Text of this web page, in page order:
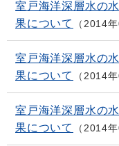
室戸海洋深層水の
果について
2014
室戸海洋深層水の
果について
2014
室戸海洋深層水の
果について
2014